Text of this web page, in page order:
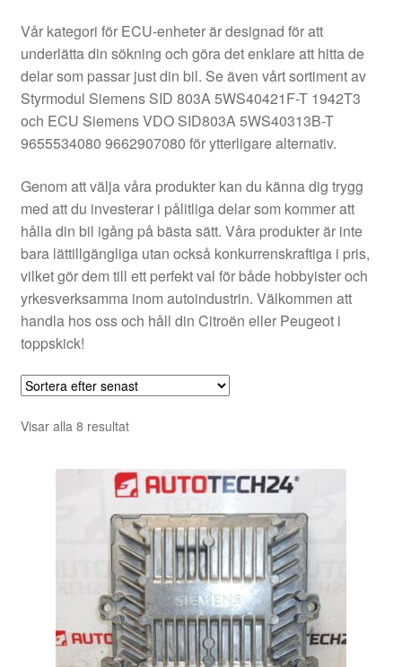
Världsomspännande frakt
Villkor
Vår kategori för ECU-enheter är designad för att
underlätta din sökning och göra det enklare att hitta de
delar som passar just din bil. Se även vårt sortiment av
Styrmodul Siemens SID 803A 5WS40421F-T 1942T3
och ECU Siemens VDO SID803A 5WS40313B-T
9655534080 9662907080 för ytterligare alternativ.
Genom att välja våra produkter kan du känna dig trygg
med att du investerar i pålitliga delar som kommer att
hålla din bil igång på bästa sätt. Våra produkter är inte
bara lättillgängliga utan också konkurrenskraftiga i pris,
vilket gör dem till ett perfekt val för både hobbyister och
yrkesverksamma inom autoindustrin. Välkommen att
handla hos oss och håll din Citroën eller Peugeot i
toppskick!
Visar alla 8 resultatSortera
senaste